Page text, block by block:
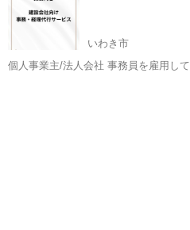
いわき市
個人事業主/法人会社 事務員を雇用し